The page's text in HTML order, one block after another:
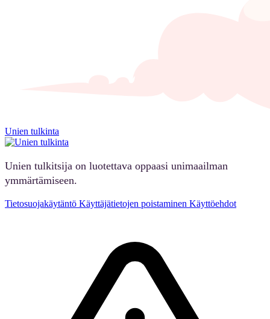
Unien tulkinta
Unien tulkitsija on luotettava oppaasi unimaailman
ymmärtämiseen.
Tietosuojakäytäntö Käyttäjätietojen poistaminen Käyttöehdot